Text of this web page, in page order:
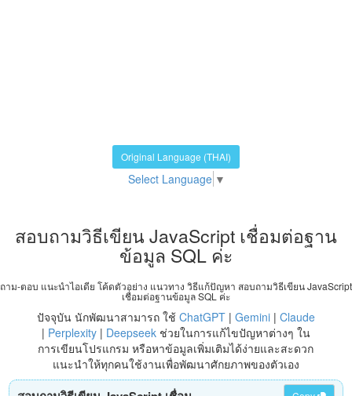
Original Language (THAI)
Select Language ▼
สอบถามวิธีเขียน JavaScript เชื่อมต่อฐาน
ข้อมูล SQL ค่ะ
ถาม-ตอบ แนะนำไอเดีย โค้ดตัวอย่าง แนวทาง วิธีแก้ปัญหา สอบถามวิธีเขียน JavaScript
เชื่อมต่อฐานข้อมูล SQL ค่ะ
ปัจจุบัน นักพัฒนาสามารถ ใช้ ChatGPT| Gemini| Claude
| Perplexity| Deepseekช่วยในการแก้ไขปัญหาต่างๆ ใน
การเขียนโปรแกรม หรือหาข้อมูลเพิ่มเติมได้ง่ายและสะดวก
แนะนำให้ทุกคนใช้งานเพื่อพัฒนาศักยภาพของตัวเอง